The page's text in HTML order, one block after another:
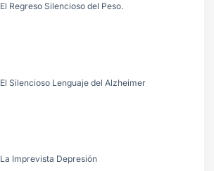
El Regreso Silencioso del Peso.
El Silencioso Lenguaje del Alzheimer
La Imprevista Depresión